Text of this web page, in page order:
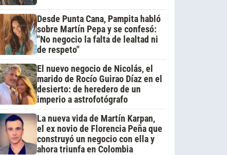
Desde Punta Cana, Pampita habló
sobre Martín Pepa y se confesó:
"No negocio la falta de lealtad ni
de respeto"
El nuevo negocio de Nicolás, el
marido de Rocío Guirao Díaz en el
desierto: de heredero de un
imperio a astrofotógrafo
La nueva vida de Martín Karpan,
el ex novio de Florencia Peña que
construyó un negocio con ella y
ahora triunfa en Colombia